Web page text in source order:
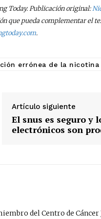
Today. Publicación original:
que pueda complementar el
.
errónea de la nicotina
Artículo siguiente
El snus es seguro y
electrónicos son
del Centro de